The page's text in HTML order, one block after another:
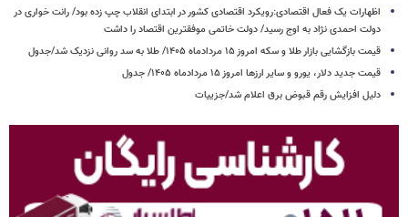
اظهارات یک فعال اقتصادی:رویکرد اقتصادی کشور در ابتدای انقلاب چپ زده بود/ رانت خواری در
دولت احمدی نژاد به اوج رسید/ دولت خاتمی موفقترین اقتصاد را داشت
قیمت بازگشایی بازار طلا و سکه امروز ۱۵ مردادماه ۱۴۰۵/ طلا به سد روانی نزدیک شد/جدول
قیمت جدید دلار، یورو و سایر ارزها امروز ۱۵ مردادماه ۱۴۰۵/ جدول
دلیل افزایش رقم قبوض برق اعلام شد/جزییات